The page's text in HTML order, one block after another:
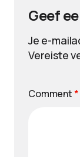
Geef
Je e-
Vereiste
Comment *